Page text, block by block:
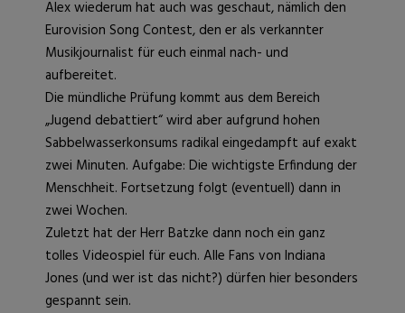
Alex wiederum hat auch was geschaut, nämlich den
Eurovision Song Contest, den er als verkannter
Musikjournalist für euch einmal nach- und
aufbereitet.
Die mündliche Prüfung kommt aus dem Bereich
„Jugend debattiert“ wird aber aufgrund hohen
Sabbelwasserkonsums radikal eingedampft auf exakt
zwei Minuten. Aufgabe: Die wichtigste Erfindung der
Menschheit. Fortsetzung folgt (eventuell) dann in
zwei Wochen.
Zuletzt hat der Herr Batzke dann noch ein ganz
tolles Videospiel für euch. Alle Fans von Indiana
Jones (und wer ist das nicht?) dürfen hier besonders
gespannt sein.